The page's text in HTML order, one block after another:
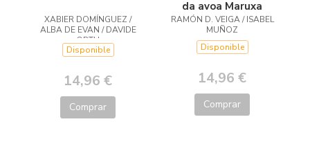
XABIER DOMÍNGUEZ /
ALBA DE EVAN / DAVIDE
ORTU
Disponible
14,96 €
Comprar
da avoa Maruxa
RAMÓN D. VEIGA / ISABEL
MUÑOZ
Disponible
14,96 €
Comprar